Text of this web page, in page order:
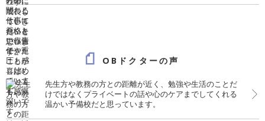
OBドクターの声
先生方や教務の方との距離が近く、勉強や生活のことだ
けではなくプライベートの話や心のケアまでしてくれる
温かい予備校だと思っています。